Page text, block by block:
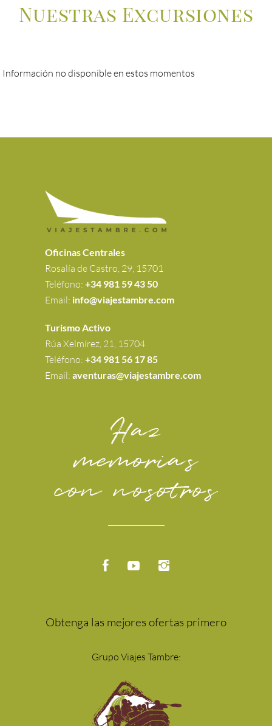
Nuestras Excursiones
Información no disponible en estos momentos
Oficinas Centrales
Rosalía de Castro, 29, 15701
Teléfono: +34 981 59 43 50
Email: info@viajestambre.com
Turismo Activo
Rúa Xelmírez, 21, 15704
Teléfono: +34 981 56 17 85
Email: aventuras@viajestambre.com
Haz
memorias
con nosotros
Obtenga las mejores ofertas primero
Grupo Viajes Tambre: